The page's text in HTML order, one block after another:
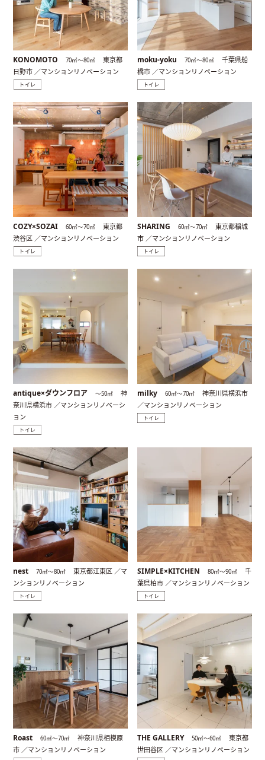
KONOMOTO 70㎡〜80㎡
東京都
日野市 ／マンションリノベーション
トイレ
moku-yoku 70㎡〜80㎡
千葉県船
橋市 ／マンションリノベーション
トイレ
COZY×SOZAI 60㎡〜70㎡
東京都
渋谷区 ／マンションリノベーション
トイレ
SHARING 60㎡〜70㎡
東京都稲城
市 ／マンションリノベーション
トイレ
antique×ダウンフロア 〜50㎡
神
奈川県横浜市 ／マンションリノベーシ
ョン
トイレ
milky 60㎡〜70㎡
神奈川県横浜市
／マンションリノベーション
トイレ
nest 70㎡〜80㎡
東京都江東区 ／マ
ンションリノベーション
トイレ
SIMPLE×KITCHEN 80㎡〜90㎡
千
葉県柏市 ／マンションリノベーション
トイレ
Roast 60㎡〜70㎡
神奈川県相模原
市 ／マンションリノベーション
THE GALLERY 50㎡〜60㎡
東京都
世田谷区 ／マンションリノベーション